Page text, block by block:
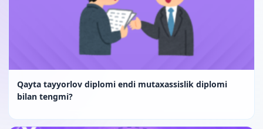
Qayta tayyorlov diplomi endi mutaxassislik diplomi
bilan tengmi?